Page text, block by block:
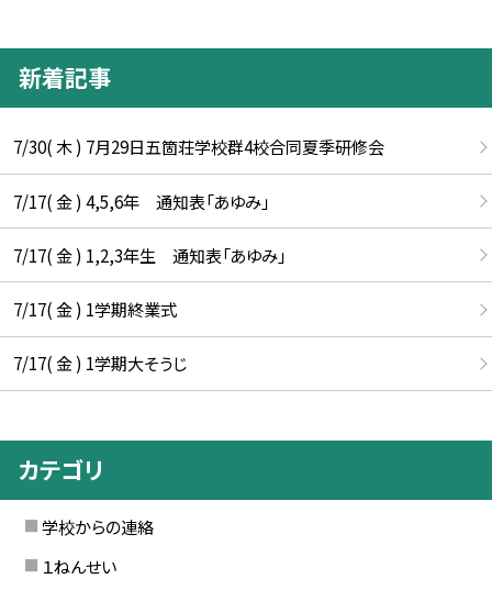
新着記事
7/30( 木 ) 7月29日五箇荘学校群4校合同夏季研修会
7/17( 金 ) 4,5,6年 通知表「あゆみ」
7/17( 金 ) 1,2,3年生 通知表「あゆみ」
7/17( 金 ) 1学期終業式
7/17( 金 ) 1学期大そうじ
カテゴリ
学校からの連絡
１ねんせい